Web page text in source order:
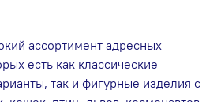
ассортимент адресных
есть как классические
так и фигурные изделия с